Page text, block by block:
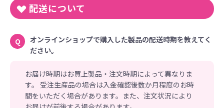
配送について
Q
オンラインショップで購入した製品の配送時期を教えてく
ださい。
お届け時期はお買上製品・注文時期によって異なりま
す。 受注生産品の場合は入金確認後数か月程度のお時
間をいただく場合があります。また、注文状況により